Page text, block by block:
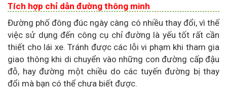
Tích hợp chỉ dẫn đường thông minh
Đường phố đông đúc ngày càng có nhiều thay đổi, vì thế
việc sử dụng đến công cụ chỉ đường là yếu tốt rất cần
thiết cho lái xe. Tránh được các lỗi vi phạm khi tham gia
giao thông khi di chuyển vào những con đường cấp đậu
đỗ, hay đường một chiều do các tuyến đường bị thay
đổi mà bạn có thể chưa biết được.